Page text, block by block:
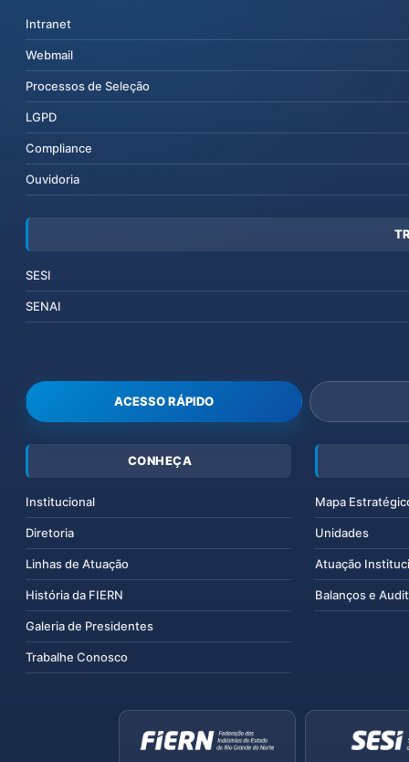
Intranet
Webmail
Processos de Seleção
LGPD
Compliance
Ouvidoria
SESI
SENAI
ACESSO RÁPIDO
CONHEÇA
Institucional
Diretoria
Linhas de Atuação
História da FIERN
Galeria de Presidentes
Trabalhe Conosco
Mapa
Unidades
Atuação
Balanços e